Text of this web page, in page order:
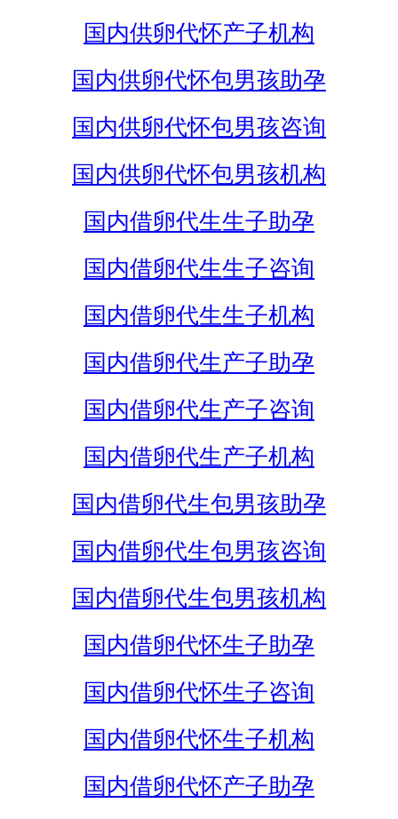
国内供卵代怀产子机构
国内供卵代怀包男孩助孕
国内供卵代怀包男孩咨询
国内供卵代怀包男孩机构
国内借卵代生生子助孕
国内借卵代生生子咨询
国内借卵代生生子机构
国内借卵代生产子助孕
国内借卵代生产子咨询
国内借卵代生产子机构
国内借卵代生包男孩助孕
国内借卵代生包男孩咨询
国内借卵代生包男孩机构
国内借卵代怀生子助孕
国内借卵代怀生子咨询
国内借卵代怀生子机构
国内借卵代怀产子助孕